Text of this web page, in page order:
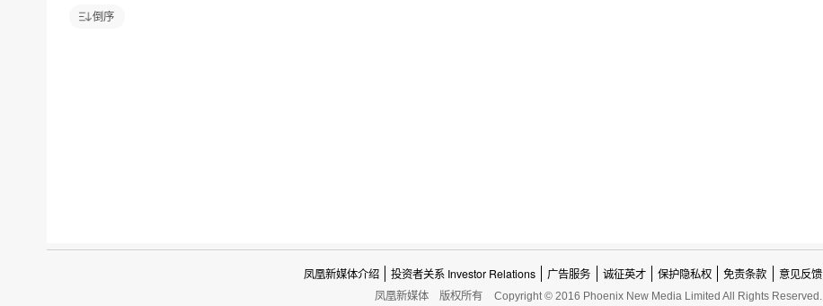
倒序
凤凰新媒体介绍 投资者关系 Investor Relations 广告服务 诚征英才 保护隐私权 免责条款 意见反馈
凤凰新媒体 版权所有 Copyright © 2016 Phoenix New Media Limited All Rights Reserved.